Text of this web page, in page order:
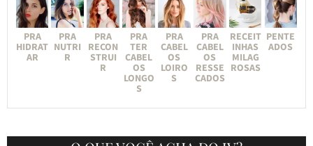
PRA
HIDRAT
AR
PRA
NUTRI
R
PRA
RECON
STRUI
R
PRA
TER
CABEL
OS
LONGO
S
PRA
CABEL
OS
LOIRO
S
PRA
CABEL
OS
RESSE
CADOS
RECEIT
INHAS
MILAG
ROSAS
PENTE
ADOS